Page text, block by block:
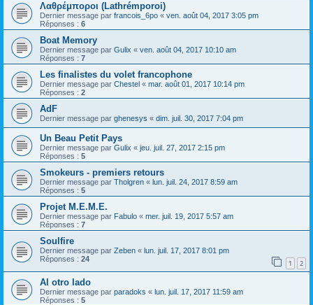
Λαθρέμποροι (Lathrémporoi)
Dernier message par francois_6po « ven. août 04, 2017 3:05 pm
Réponses : 6
Boat Memory
Dernier message par Gulix « ven. août 04, 2017 10:10 am
Réponses : 7
Les finalistes du volet francophone
Dernier message par Chestel « mar. août 01, 2017 10:14 pm
Réponses : 2
AdF
Dernier message par ghenesys « dim. juil. 30, 2017 7:04 pm
Un Beau Petit Pays
Dernier message par Gulix « jeu. juil. 27, 2017 2:15 pm
Réponses : 5
Smokeurs - premiers retours
Dernier message par Tholgren « lun. juil. 24, 2017 8:59 am
Réponses : 5
Projet M.E.M.E.
Dernier message par Fabulo « mer. juil. 19, 2017 5:57 am
Réponses : 7
Soulfire
Dernier message par Zeben « lun. juil. 17, 2017 8:01 pm
Réponses : 24 1 2
Al otro lado
Dernier message par paradoks « lun. juil. 17, 2017 11:59 am
Réponses : 5